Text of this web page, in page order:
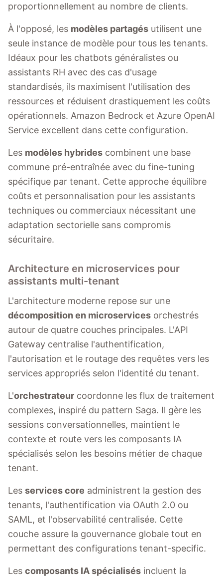
proportionnellement au nombre de clients.
À l'opposé, les modèles partagés utilisent une
seule instance de modèle pour tous les tenants.
Idéaux pour les chatbots généralistes ou
assistants RH avec des cas d'usage
standardisés, ils maximisent l'utilisation des
ressources et réduisent drastiquement les coûts
opérationnels. Amazon Bedrock et Azure OpenAI
Service excellent dans cette configuration.
Les modèles hybrides combinent une base
commune pré-entraînée avec du fine-tuning
spécifique par tenant. Cette approche équilibre
coûts et personnalisation pour les assistants
techniques ou commerciaux nécessitant une
adaptation sectorielle sans compromis
sécuritaire.
Architecture en microservices pour
assistants multi-tenant
L'architecture moderne repose sur une
décomposition en microservices orchestrés
autour de quatre couches principales. L'API
Gateway centralise l'authentification,
l'autorisation et le routage des requêtes vers les
services appropriés selon l'identité du tenant.
L'orchestrateur coordonne les flux de traitement
complexes, inspiré du pattern Saga. Il gère les
sessions conversationnelles, maintient le
contexte et route vers les composants IA
spécialisés selon les besoins métier de chaque
tenant.
Les services core administrent la gestion des
tenants, l'authentification via OAuth 2.0 ou
SAML, et l'observabilité centralisée. Cette
couche assure la gouvernance globale tout en
permettant des configurations tenant-specific.
Les composants IA spécialisés incluent la